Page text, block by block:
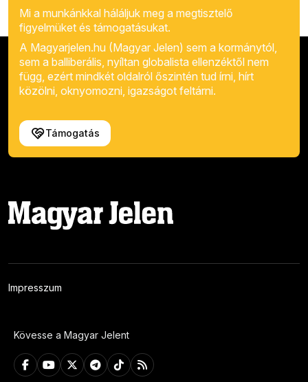
Mi a munkánkkal háláljuk meg a megtisztelő
figyelmüket és támogatásukat.
A Magyarjelen.hu (Magyar Jelen) sem a kormánytól,
sem a balliberális, nyíltan globalista ellenzéktől nem
függ, ezért mindkét oldalról őszintén tud írni, hírt
közölni, oknyomozni, igazságot feltárni.
Támogatás
Impresszum
Kövesse a Magyar Jelent